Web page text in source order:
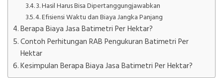
3. Hasil Harus Bisa Dipertanggungjawabkan
4. Efisiensi Waktu dan Biaya Jangka Panjang
Berapa Biaya Jasa Batimetri Per Hektar?
Contoh Perhitungan RAB Pengukuran Batimetri Per
Hektar
Kesimpulan Berapa Biaya Jasa Batimetri Per Hektar?